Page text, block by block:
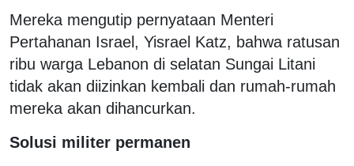
Mereka mengutip pernyataan Menteri
Pertahanan Israel, Yisrael Katz, bahwa ratusan
ribu warga Lebanon di selatan Sungai Litani
tidak akan diizinkan kembali dan rumah-rumah
mereka akan dihancurkan.
Solusi militer permanen